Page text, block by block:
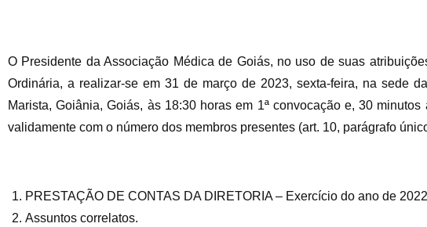
O Presidente da Associação Médica de Goiás, no uso de suas
Ordinária, a realizar-se em 31 de março de 2023, sexta-feira, na sede
Marista, Goiânia, Goiás, às 18:30 horas em 1ª convocação e, 30
validamente com o número dos membros presentes (art. 10, parágrafo
PRESTAÇÃO DE CONTAS DA DIRETORIA – Exercício do ano de
Assuntos correlatos.